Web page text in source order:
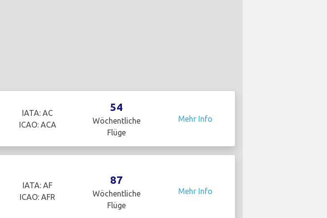
IATA: AC
ICAO: ACA
54
Wöchentliche
Flüge
Mehr Info
IATA: AF
ICAO: AFR
87
Wöchentliche
Flüge
Mehr Info